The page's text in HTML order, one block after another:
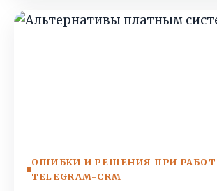
ОШИБКИ И РЕШЕНИЯ ПРИ
TELEGRAM-CRM